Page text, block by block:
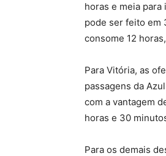
horas e meia
pode ser feito em
consome 12
Para Vitória, as
passagens da
com a vantagem
horas e 30
Para os demais